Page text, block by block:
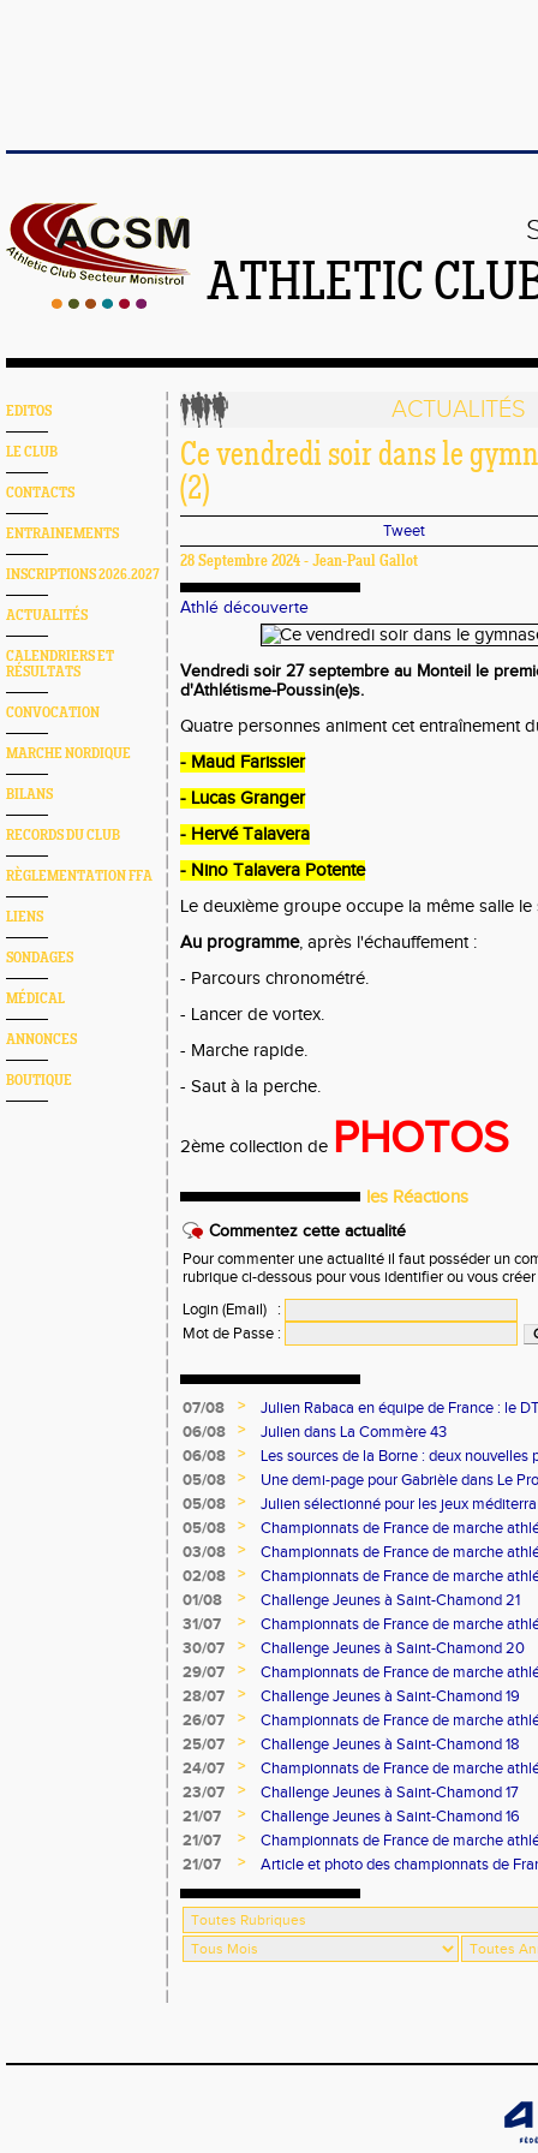
ATHLETIC
EDITOS
LE CLUB
CONTACTS
ENTRAINEMENTS
INSCRIPTIONS 2026.2027
ACTUALITÉS
CALENDRIERS ET
RÉSULTATS
CONVOCATION
MARCHE NORDIQUE
BILANS
RECORDS DU CLUB
RÈGLEMENTATION FFA
LIENS
SONDAGES
MÉDICAL
ANNONCES
BOUTIQUE
ACTUALITÉS
Ce vendredi soir dans le
(2)
Tweet
28 Septembre 2024 - Jean-Paul Gallot
Athlé découverte
Vendredi soir 27 septembre au Monteil le
d'Athlétisme-Poussin(e)s.
Quatre personnes animent cet entraînement
- Maud Farissier
- Lucas Granger
- Hervé Talavera
- Nino Talavera Potente
Le deuxième groupe occupe la même salle le
Au programme, après l'échauffement :
- Parcours chronométré.
- Lancer de vortex.
- Marche rapide.
- Saut à la perche.
2ème collection de PHOTOS
les Réactions
Commentez cette actualité
Pour commenter une actualité il faut posséder un
rubrique ci-dessous pour vous identifier ou vous
Login (Email)
:
Mot de Passe :
07/08 >
Julien Rabaca en équipe de France : le
06/08
>
Julien dans La Commère 43
06/08
>
Les sources de la Borne : deux nouvelles
05/08
>
Une demi-page pour Gabrièle dans Le
05/08
>
Julien sélectionné pour les jeux
05/08
>
Championnats de France de marche
03/08
>
Championnats de France de marche
02/08
>
Championnats de France de marche
01/08
>
Challenge Jeunes à Saint-Chamond 21
31/07
>
Championnats de France de marche
30/07
>
Challenge Jeunes à Saint-Chamond 20
29/07
>
Championnats de France de marche
28/07
>
Challenge Jeunes à Saint-Chamond 19
26/07
>
Championnats de France de marche
25/07
>
Challenge Jeunes à Saint-Chamond 18
24/07
>
Championnats de France de marche
23/07
>
Challenge Jeunes à Saint-Chamond 17
21/07
>
Challenge Jeunes à Saint-Chamond 16
21/07
>
Championnats de France de marche
21/07
>
Article et photo des championnats de